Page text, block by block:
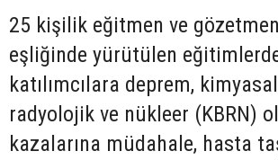
25 kişilik eğitmen ve
eşliğinde yürütülen
katılımcılara deprem,
radyolojik ve nükleer (KBRN)
kazalarına müdahale, hasta